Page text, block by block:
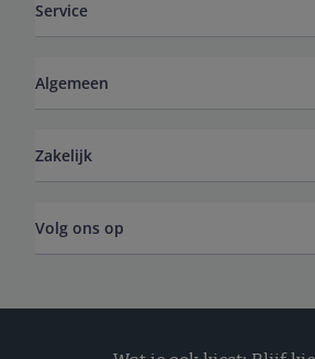
Service
Algemeen
Zakelijk
Volg ons op